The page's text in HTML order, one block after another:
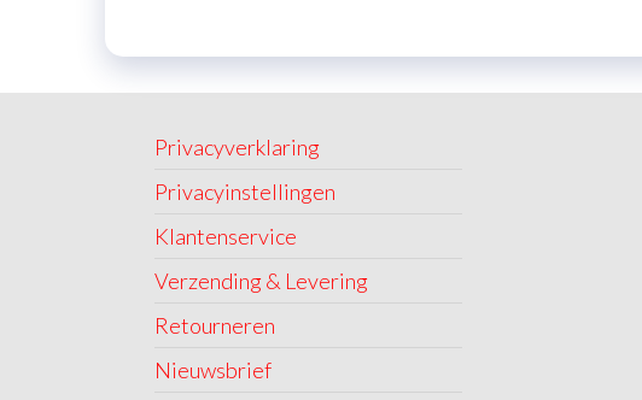
Privacyverklaring
Privacyinstellingen
Klantenservice
Verzending & Levering
Retourneren
Nieuwsbrief